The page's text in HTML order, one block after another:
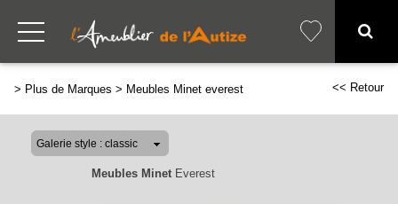
> Plus de Marques > Meubles Minet everest << Retour
Meubles MinetEverest